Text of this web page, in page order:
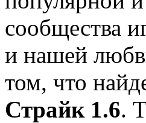
сообщества
и нашей
том, что
Страйк 1.6.